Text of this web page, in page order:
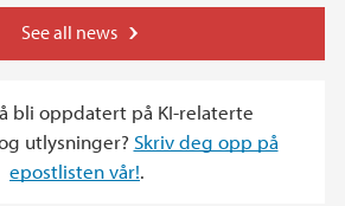
See all news
bli oppdatert på KI-relaterte
utlysninger? Skriv deg opp på
epostlisten vår!.